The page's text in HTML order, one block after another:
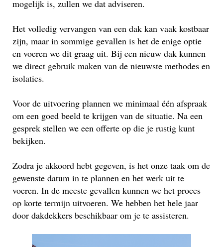
mogelijk is, zullen we dat adviseren.
Het volledig vervangen van een dak kan vaak kostbaar
zijn, maar in sommige gevallen is het de enige optie
en voeren we dit graag uit. Bij een nieuw dak kunnen
we direct gebruik maken van de nieuwste methodes en
isolaties.
Voor de uitvoering plannen we minimaal één afspraak
om een goed beeld te krijgen van de situatie. Na een
gesprek stellen we een offerte op die je rustig kunt
bekijken.
Zodra je akkoord hebt gegeven, is het onze taak om de
gewenste datum in te plannen en het werk uit te
voeren. In de meeste gevallen kunnen we het proces
op korte termijn uitvoeren. We hebben het hele jaar
door dakdekkers beschikbaar om je te assisteren.